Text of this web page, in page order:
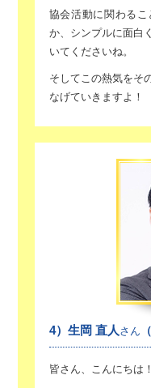
協会活動に関わる
か、 シンプルに面白
いてくださいね。
そしてこの熱気をそ
なげていきますよ！
4）生岡 直人 さん
皆さん、こんにちは！